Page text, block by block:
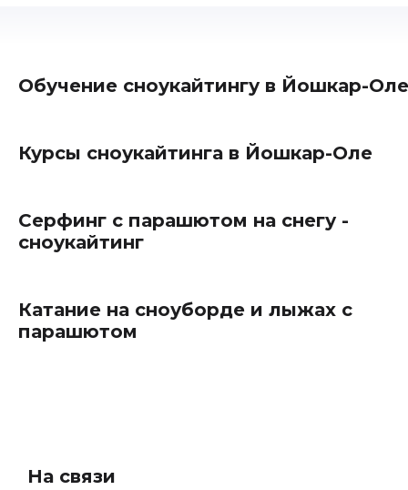
Обучение сноукайтингу в Йошкар-Оле
Курсы сноукайтинга в Йошкар-Оле
Серфинг с парашютом на снегу -
сноукайтинг
Катание на сноуборде и лыжах с
парашютом
На связи